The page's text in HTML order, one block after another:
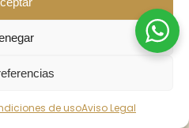
de usoAviso Legal
Cirujanos
Plásticos
Teléfono
Dr. Javier
123-456-
Dra. María